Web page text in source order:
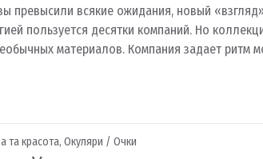
превысили всякие ожидания, новый
пользуется десятки компаний. Но
материалов. Компания задает ритм
та красота, Окуляри / Очки